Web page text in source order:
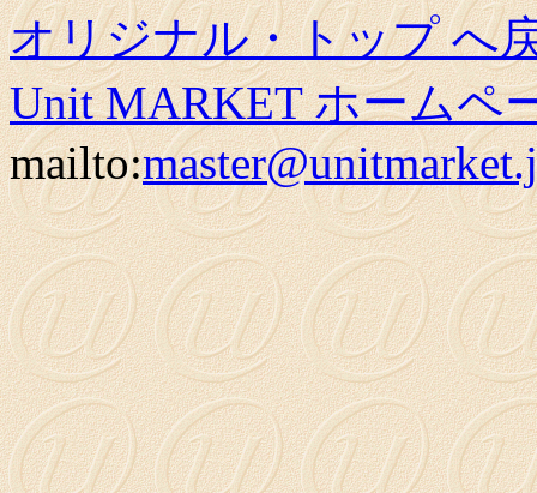
オリジナル・トップ へ
Unit MARKET ホームペ
mailto: